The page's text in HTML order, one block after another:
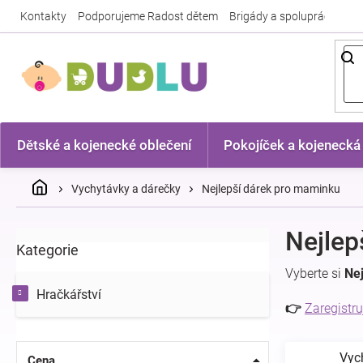
Kontakty Podporujeme Radost dětem Brigády a spolupráce
Dětské a kojenecké oblečení Pokojíček a kojenecká
DomůVychytávky a dárečky Nejlepší dárek pro maminku
o
t
r
n
Přeskočit
Kategorie
Hračkářství
Vyberte si
👉